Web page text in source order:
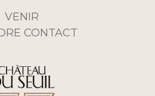
VENIR
CONTACT